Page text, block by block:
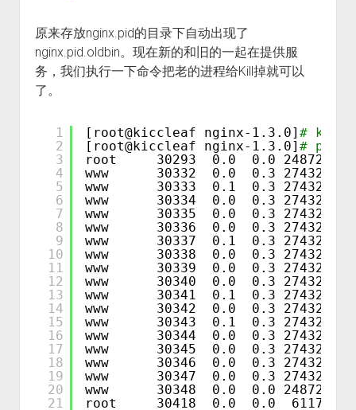
原来存放nginx.pid的目录下自动出现了
nginx.pid.oldbin。现在新的和旧的一起在提供服
务，我们执行一下命令把老的进程给Kill掉就可以
了。
1
2
3
4
5
6
7
8
9
10
11
12
13
14
15
16
17
18
19
20
21
[root@kiccleaf nginx-1.3.0] # kill -
[root@kiccleaf nginx-1.3.0] # ps
root     30293  0.0  0.0 248720
www      30332  0.0  0.3
www      30333  0.1  0.3
www      30334  0.0  0.3
www      30335  0.0  0.3
www      30336  0.0  0.3
www      30337  0.1  0.3
www      30338  0.0  0.3
www      30339  0.0  0.3
www      30340  0.0  0.3
www      30341  0.1  0.3
www      30342  0.0  0.3
www      30343  0.1  0.3
www      30344  0.0  0.3
www      30345  0.0  0.3
www      30346  0.0  0.3
www      30347  0.0  0.3
www      30348  0.0  0.0
root     30418  0.0  0.0  61172